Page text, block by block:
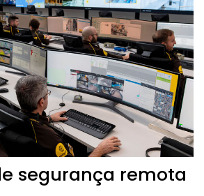
segurança remota